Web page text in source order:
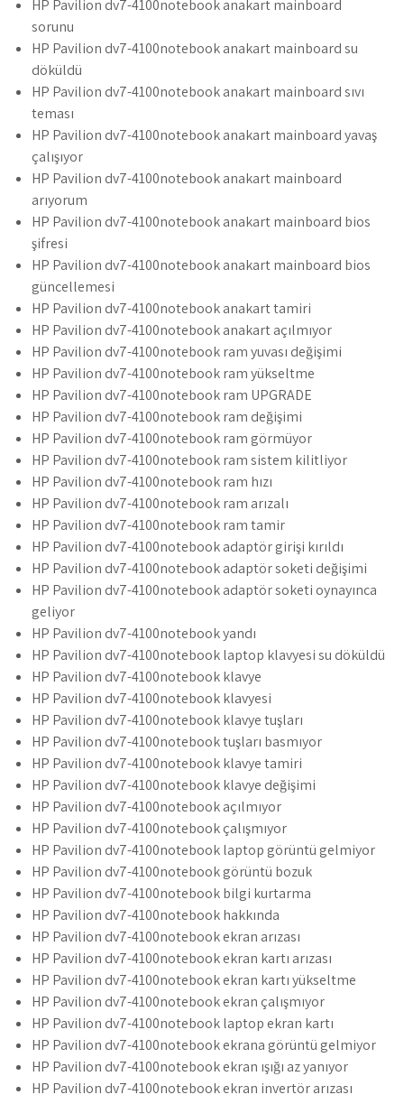
HP Pavilion dv7-4100notebook anakart mainboard
sorunu
HP Pavilion dv7-4100notebook anakart mainboard su
döküldü
HP Pavilion dv7-4100notebook anakart mainboard sıvı
teması
HP Pavilion dv7-4100notebook anakart mainboard yavaş
çalışıyor
HP Pavilion dv7-4100notebook anakart mainboard
arıyorum
HP Pavilion dv7-4100notebook anakart mainboard bios
şifresi
HP Pavilion dv7-4100notebook anakart mainboard bios
güncellemesi
HP Pavilion dv7-4100notebook anakart tamiri
HP Pavilion dv7-4100notebook anakart açılmıyor
HP Pavilion dv7-4100notebook ram yuvası değişimi
HP Pavilion dv7-4100notebook ram yükseltme
HP Pavilion dv7-4100notebook ram UPGRADE
HP Pavilion dv7-4100notebook ram değişimi
HP Pavilion dv7-4100notebook ram görmüyor
HP Pavilion dv7-4100notebook ram sistem kilitliyor
HP Pavilion dv7-4100notebook ram hızı
HP Pavilion dv7-4100notebook ram arızalı
HP Pavilion dv7-4100notebook ram tamir
HP Pavilion dv7-4100notebook adaptör girişi kırıldı
HP Pavilion dv7-4100notebook adaptör soketi değişimi
HP Pavilion dv7-4100notebook adaptör soketi oynayınca
geliyor
HP Pavilion dv7-4100notebook yandı
HP Pavilion dv7-4100notebook laptop klavyesi su döküldü
HP Pavilion dv7-4100notebook klavye
HP Pavilion dv7-4100notebook klavyesi
HP Pavilion dv7-4100notebook klavye tuşları
HP Pavilion dv7-4100notebook tuşları basmıyor
HP Pavilion dv7-4100notebook klavye tamiri
HP Pavilion dv7-4100notebook klavye değişimi
HP Pavilion dv7-4100notebook açılmıyor
HP Pavilion dv7-4100notebook çalışmıyor
HP Pavilion dv7-4100notebook laptop görüntü gelmiyor
HP Pavilion dv7-4100notebook görüntü bozuk
HP Pavilion dv7-4100notebook bilgi kurtarma
HP Pavilion dv7-4100notebook hakkında
HP Pavilion dv7-4100notebook ekran arızası
HP Pavilion dv7-4100notebook ekran kartı arızası
HP Pavilion dv7-4100notebook ekran kartı yükseltme
HP Pavilion dv7-4100notebook ekran çalışmıyor
HP Pavilion dv7-4100notebook laptop ekran kartı
HP Pavilion dv7-4100notebook ekrana görüntü gelmiyor
HP Pavilion dv7-4100notebook ekran ışığı az yanıyor
HP Pavilion dv7-4100notebook ekran invertör arızası